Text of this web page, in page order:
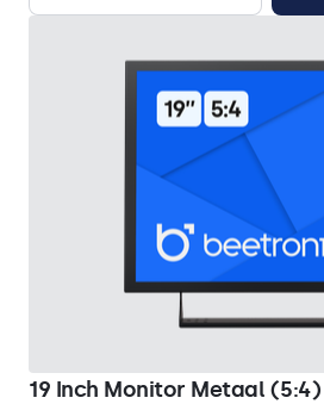
19 Inch Monitor Metaal (5:4)